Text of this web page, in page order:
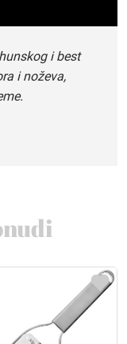
i best
i noževa,